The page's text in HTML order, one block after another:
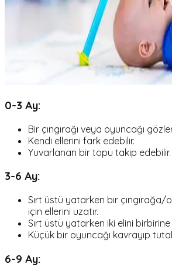
0-3 Ay:
Bir çıngırağı veya oyuncağı
Kendi ellerini fark edebilir.
Yuvarlanan bir topu takip edebilir.
3-6 Ay:
Sırt üstü yatarken bir
için ellerini uzatır.
Sırt üstü yatarken iki elini
Küçük bir oyuncağı kavrayıp
6-9 Ay: